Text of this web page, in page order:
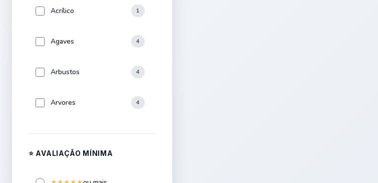
Acrílico 1
Agaves 4
Arbustos 4
Arvores 4
Aspersores 4
⭐ AVALIAÇÃO MÍNIMA